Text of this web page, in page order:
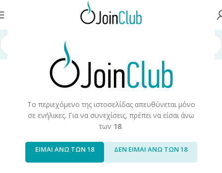
Το περιεχόμενο της ιστοσελίδας απευθύνεται μόνο
σε ενήλικες. Για να συνεχίσεις, πρέπει να είσαι άνω
των 18.
ΕΙΜΑΙ ΑΝΩ ΤΩΝ 18 ΔΕΝ ΕΙΜΑΙ ΑΝΩ ΤΩΝ 18
σελίδα Συσκευές/Αναλώσιμα